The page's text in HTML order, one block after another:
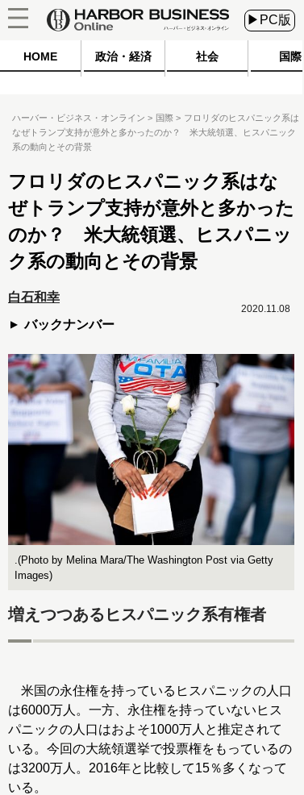
▶PC版
HOME 政治・経済 社会 国際
ハーバー・ビジネス・オンライン 国際
フロリダのヒスパニック系は
なぜトランプ支持が意外と多かったのか？ 米大統領選、ヒスパニック
系の動向とその背景
フロリダのヒスパニック系はな
ぜトランプ支持が意外と多かった
のか？ 米大統領選、ヒスパニッ
ク系の動向とその背景
白石和幸
バックナンバー
2020.11.08
.(Photo by Melina Mara/The Washington Post via Getty
Images)
増えつつあるヒスパニック系有権者
米国の永住権を持っているヒスパニックの人口
は6000万人。一方、永住権を持っていないヒス
パニックの人口はおよそ1000万人と推定されて
いる。今回の大統領選挙で投票権をもっているの
は3200万人。2016年と比較して15％多くなって
いる。